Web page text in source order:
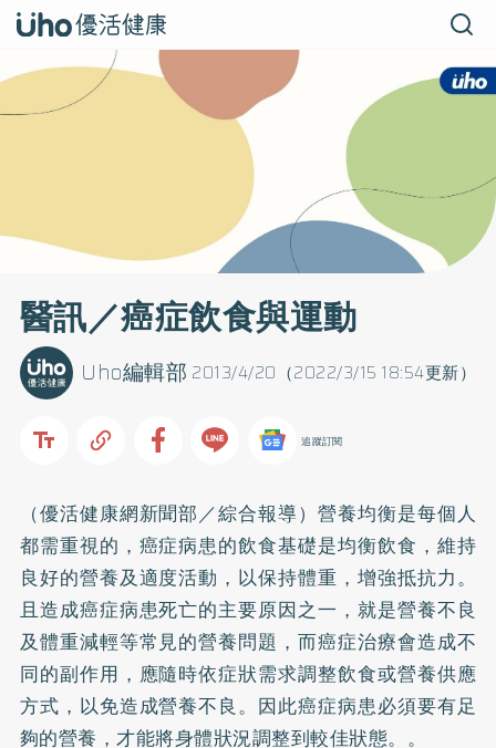
醫訊／癌症飲食與運動
2013/4/20（2022/3/15 18:54更新）
Uho編輯部
追蹤訂閱
（優活健康網新聞部／綜合報導）營養均衡是每個人
都需重視的，癌症病患的飲食基礎是均衡飲食，維持
良好的營養及適度活動，以保持體重，增強抵抗力。
且造成癌症病患死亡的主要原因之一，就是營養不良
及體重減輕等常見的營養問題，而癌症治療會造成不
同的副作用，應隨時依症狀需求調整飲食或營養供應
方式，以免造成營養不良。因此癌症病患必須要有足
夠的營養，才能將身體狀況調整到較佳狀態。。